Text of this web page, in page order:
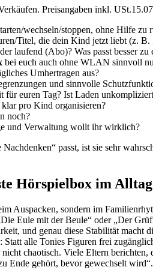
Preisangaben inkl.
wechseln/stoppen, ohne Hilfe zu
Titel, die dein Kind jetzt liebt (z.
laufend (Abo)? Was passt besser zu
bei euch auch ohne WLAN sinnvoll
Umhertragen aus?
und sinnvolle
für euren Tag? Ist Laden
klar pro Kind organisieren?
noch?
und Verwaltung wollt ihr wirklich?
passt, ist sie sehr
Hörspielbox im
Auspacken, sondern im
Eule mit der Beule“ oder „Der
und genau diese Stabilität macht
alle Tonies Figuren frei
chaotisch. Viele Eltern berichten,
Ende gehört, bevor gewechselt wird“.